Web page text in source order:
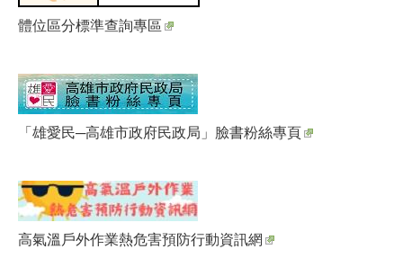
體位區分標準查詢專區
「雄愛民─高雄市政府民政局」臉書粉絲專頁
高氣溫戶外作業熱危害預防行動資訊網